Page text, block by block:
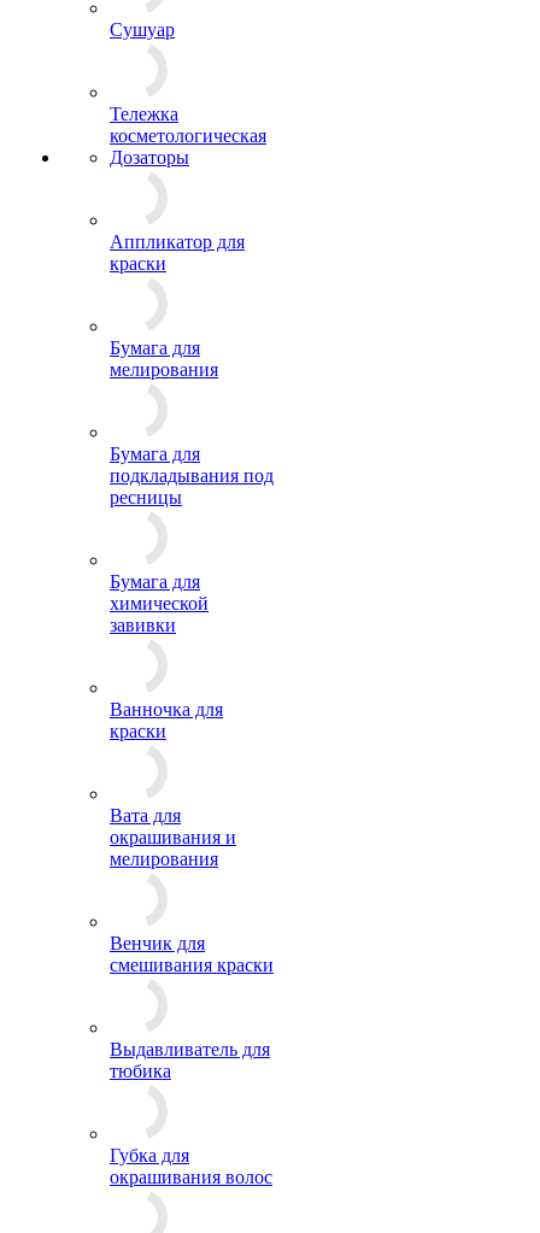
Сушуар
Тележка
косметологическая
Дозаторы
Аппликатор для
краски
Бумага для
мелирования
Бумага для
подкладывания под
ресницы
Бумага для
химической
завивки
Ванночка для
краски
Вата для
окрашивания и
мелирования
Венчик для
смешивания краски
Выдавливатель для
тюбика
Губка для
окрашивания волос